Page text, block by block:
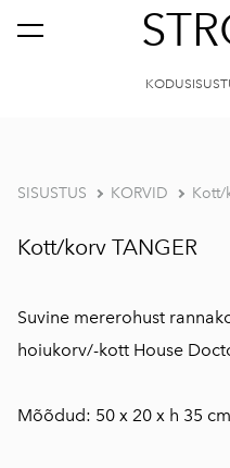
SISUSTUS KORVID Kott/
Kott/korv TANGER
Suvine mererohust
hoiukorv/-kott House
Mõõdud: 50 x 20 x h 35 cm